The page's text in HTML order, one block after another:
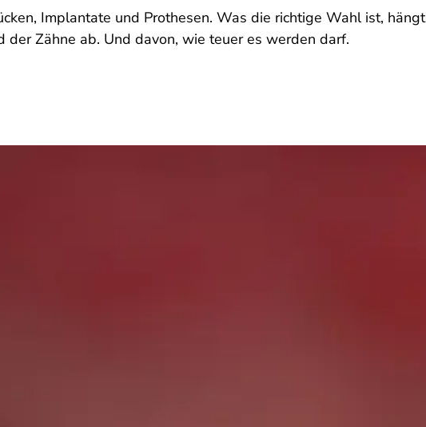
Implantate und Prothesen. Was die richtige Wahl ist, hängt
der Zähne ab. Und davon, wie teuer es werden darf.